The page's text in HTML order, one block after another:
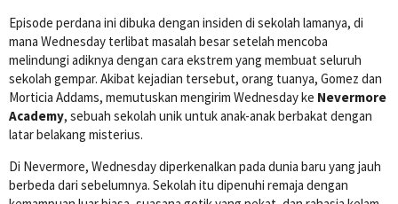
Episode perdana ini dibuka dengan insiden di sekolah lamanya, di
mana Wednesday terlibat masalah besar setelah mencoba
melindungi adiknya dengan cara ekstrem yang membuat seluruh
sekolah gempar. Akibat kejadian tersebut, orang tuanya, Gomez dan
Morticia Addams, memutuskan mengirim Wednesday ke Nevermore
Academy, sebuah sekolah unik untuk anak-anak berbakat dengan
latar belakang misterius.
Di Nevermore, Wednesday diperkenalkan pada dunia baru yang jauh
berbeda dari sebelumnya. Sekolah itu dipenuhi remaja dengan